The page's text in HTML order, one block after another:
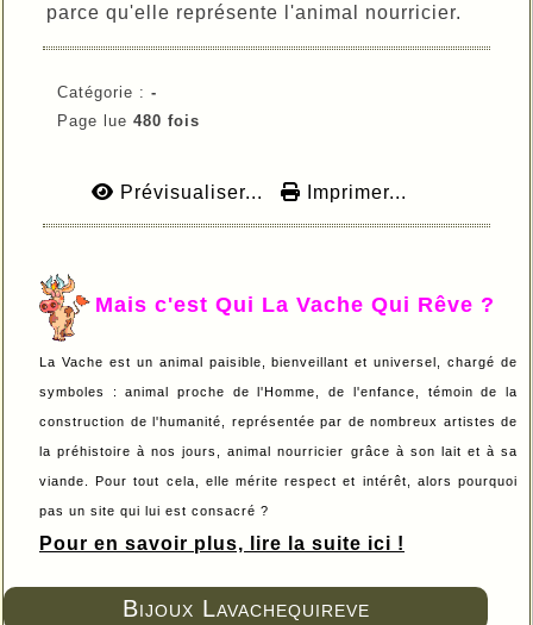
Bijoux Lavachequireve
parce qu'elle représente l'animal nourricier.
Catégorie : -
Page lue 480 fois
Prévisualiser... Imprimer...
Mais c'est Qui La Vache Qui Rêve ?
La Vache est un animal paisible, bienveillant et universel, chargé de
symboles : animal proche de l'Homme, de l'enfance, témoin de la
construction de l'humanité, représentée par de nombreux artistes de
la préhistoire à nos jours, animal nourricier grâce à son lait et à sa
viande. Pour tout cela, elle mérite respect et intérêt, alors pourquoi
pas un site qui lui est consacré ?
Pour en savoir plus, lire la suite ici !